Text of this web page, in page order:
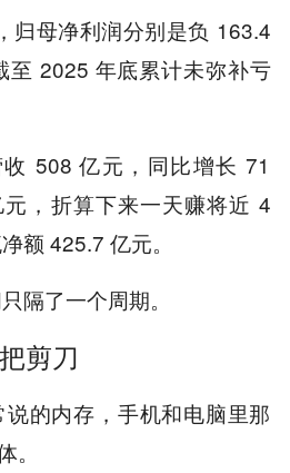
归母净利润分别是负 163.4
至 2025 年底累计未弥补亏
508 亿元，同比增长 71
，折算下来一天赚将近 4
额 425.7 亿元。
隔了一个周期。
剪刀
的内存，手机和电脑里那